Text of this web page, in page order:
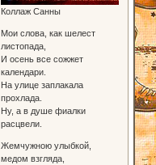
Коллаж Санны
Мои слова, как шелест
листопада,
И осень все сожжет
календари.
На улице заплакала
прохлада.
Ну, а в душе фиалки
расцвели.
Жемчужною улыбкой,
медом взгляда,